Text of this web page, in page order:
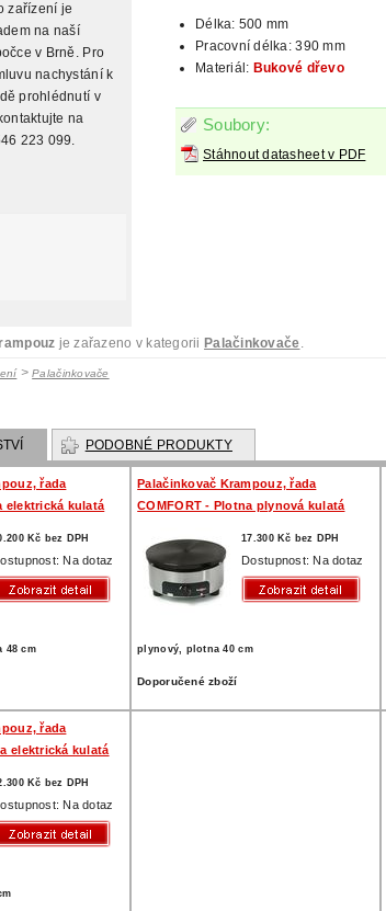
zařízení je
na naší
v Brně. Pro
nachystání k
prohlédnutí v
na
223 099.
Délka: 500 mm
Pracovní délka: 390 mm
Materiál: Bukové dřevo
Soubory:
Stáhnout datasheet v PDF
je zařazeno v kategorii Palačinkovače.
>Palačinkovače
PODOBNÉ PRODUKTY
řada
elektrická kulatá
Kč bez DPH
Na dotaz
48 cm
Palačinkovač Krampouz, řada
COMFORT - Plotna plynová kulatá
17.300 Kč bez DPH
Dostupnost: Na dotaz
plynový, plotna 40 cm
Doporučené zboží
řada
elektrická kulatá
Kč bez DPH
Na dotaz